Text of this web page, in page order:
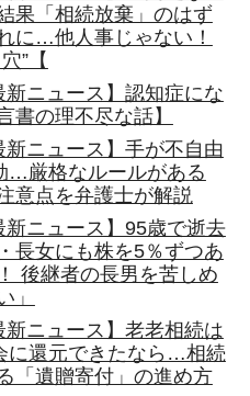
果「相続放棄」のはず
に…他人事じゃない！
”【
新ニュース】認知症にな
書の理不尽な話】
新ニュース】手が不自由
…厳格なルールがある
意点を弁護士が解説
新ニュース】95歳で逝去
長女にも株を5％ずつあ
後継者の長男を苦しめ
」
新ニュース】老老相続は
に還元できたなら…相続
「遺贈寄付」の進め方